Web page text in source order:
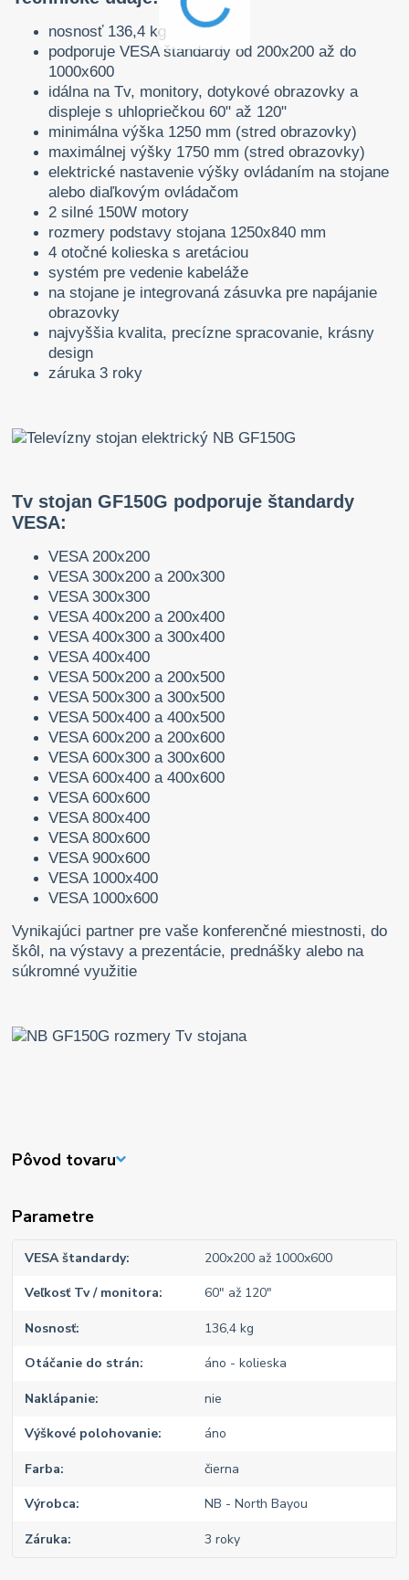
nosnosť 136,4 kg
podporuje VESA štandardy od 200x200 až do
1000x600
idálna na Tv, monitory, dotykové obrazovky a
displeje s uhlopriečkou 60" až 120"
minimálna výška 1250 mm (stred obrazovky)
maximálnej výšky 1750 mm (stred obrazovky)
elektrické nastavenie výšky ovládaním na stojane
alebo diaľkovým ovládačom
2 silné 150W motory
rozmery podstavy stojana 1250x840 mm
4 otočné kolieska s aretáciou
systém pre vedenie kabeláže
na stojane je integrovaná zásuvka pre napájanie
obrazovky
najvyššia kvalita, precízne spracovanie, krásny
design
záruka 3 roky
Tv stojan GF150G podporuje štandardy
VESA:
VESA 200x200
VESA 300x200 a 200x300
VESA 300x300
VESA 400x200 a 200x400
VESA 400x300 a 300x400
VESA 400x400
VESA 500x200 a 200x500
VESA 500x300 a 300x500
VESA 500x400 a 400x500
VESA 600x200 a 200x600
VESA 600x300 a 300x600
VESA 600x400 a 400x600
VESA 600x600
VESA 800x400
VESA 800x600
VESA 900x600
VESA 1000x400
VESA 1000x600
Vynikajúci partner pre vaše konferenčné miestnosti, do
škôl, na výstavy a prezentácie, prednášky alebo na
súkromné ​​využitie
Pôvod tovaru
Parametre
VESA štandardy 200x200 až 1000x600
Veľkosť Tv / monitora 60" až 120"
Nosnosť 136,4 kg
Otáčanie do strán áno - kolieska
Naklápanie nie
Výškové polohovanie áno
Farba čierna
Výrobca NB - North Bayou
Záruka 3 roky